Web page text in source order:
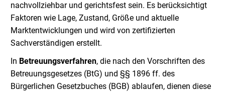
nachvollziehbar und gerichtsfest sein. Es berücksichtigt
Faktoren wie Lage, Zustand, Größe und aktuelle
Marktentwicklungen und wird von zertifizierten
Sachverständigen erstellt.
In Betreuungsverfahren, die nach den Vorschriften des
Betreuungsgesetzes (BtG) und §§ 1896 ff. des
Bürgerlichen Gesetzbuches (BGB) ablaufen, dienen diese